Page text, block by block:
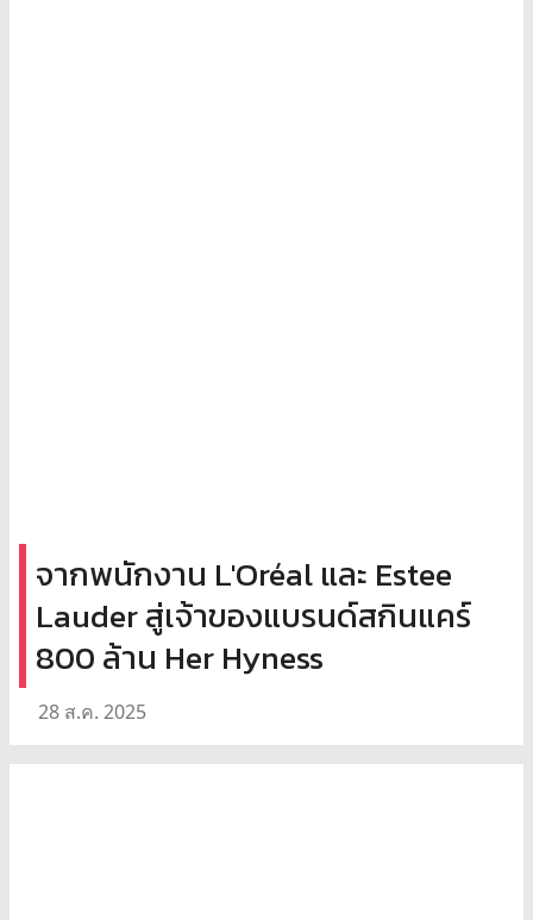
จากพนักงาน L'Oréal และ Estee
Lauder สู่เจ้าของแบรนด์สกินแคร์
800 ล้าน Her Hyness
28 ส.ค. 2025